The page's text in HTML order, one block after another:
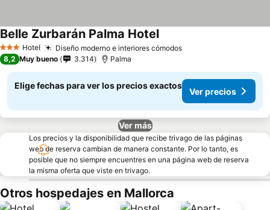
3 Estrellas
Hotel Diseño moderno e interiores cómodos
Belle Zurbarán Palma Hotel
8,2 Muy bueno 3.314 Palma
Elige fechas para ver los precios exactos
Ver precios
Ver más
Los precios y la disponibilidad que recibe trivago de las páginas
web de reserva cambian de manera constante. Por lo tanto, es
posible que no siempre encuentres en una página web de reserva
la misma oferta que viste en trivago.
Otros hospedajes en Mallorca